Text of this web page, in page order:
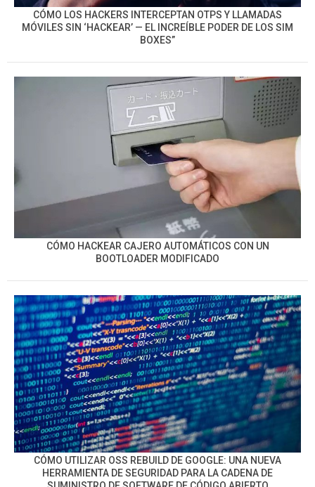
CÓMO LOS HACKERS INTERCEPTAN OTPS Y LLAMADAS
MÓVILES SIN ‘HACKEAR’ — EL INCREÍBLE PODER DE LOS SIM
BOXES”
CÓMO HACKEAR CAJERO AUTOMÁTICOS CON UN
BOOTLOADER MODIFICADO
CÓMO UTILIZAR OSS REBUILD DE GOOGLE: UNA NUEVA
HERRAMIENTA DE SEGURIDAD PARA LA CADENA DE